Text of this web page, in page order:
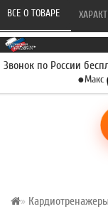
Звонок по России
●Макс
Кардиотренажеры
ВСЕ О ТОВАРЕ